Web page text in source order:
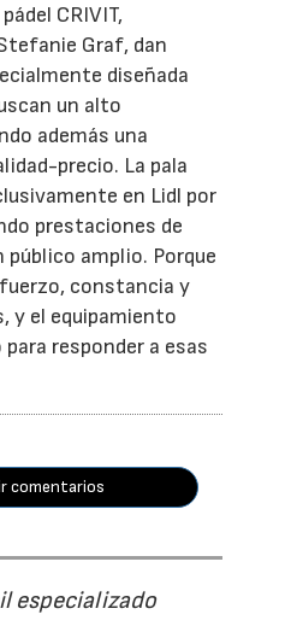
CRIVIT,
Graf, dan
diseñada
un alto
además una
precio. La pala
en Lidl por
prestaciones de
amplio. Porque
constancia y
y el equipamiento
responder a esas
comentarios
especializado